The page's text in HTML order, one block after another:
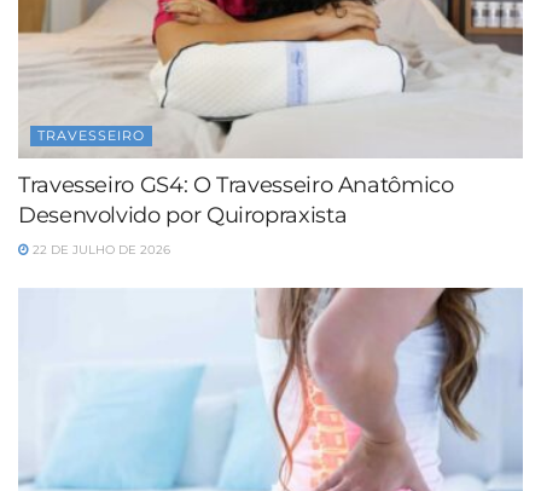
TRAVESSEIRO
Travesseiro GS4: O Travesseiro Anatômico
Desenvolvido por Quiropraxista
22 DE JULHO DE 2026